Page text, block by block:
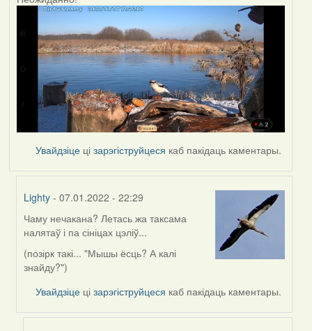
Увайдзіце цізарэгіструйцеся каб пакідаць каментары.
Lighty - 07.01.2022 - 22:29
In
reply
to
by
Чаму нечакана? Летась жа таксама
налятаў і па сініцах цэліў...
(позірк такі... "Мышы ёсць? А калі
знайду?")
Увайдзіце цізарэгіструйцеся каб пакідаць каментары.